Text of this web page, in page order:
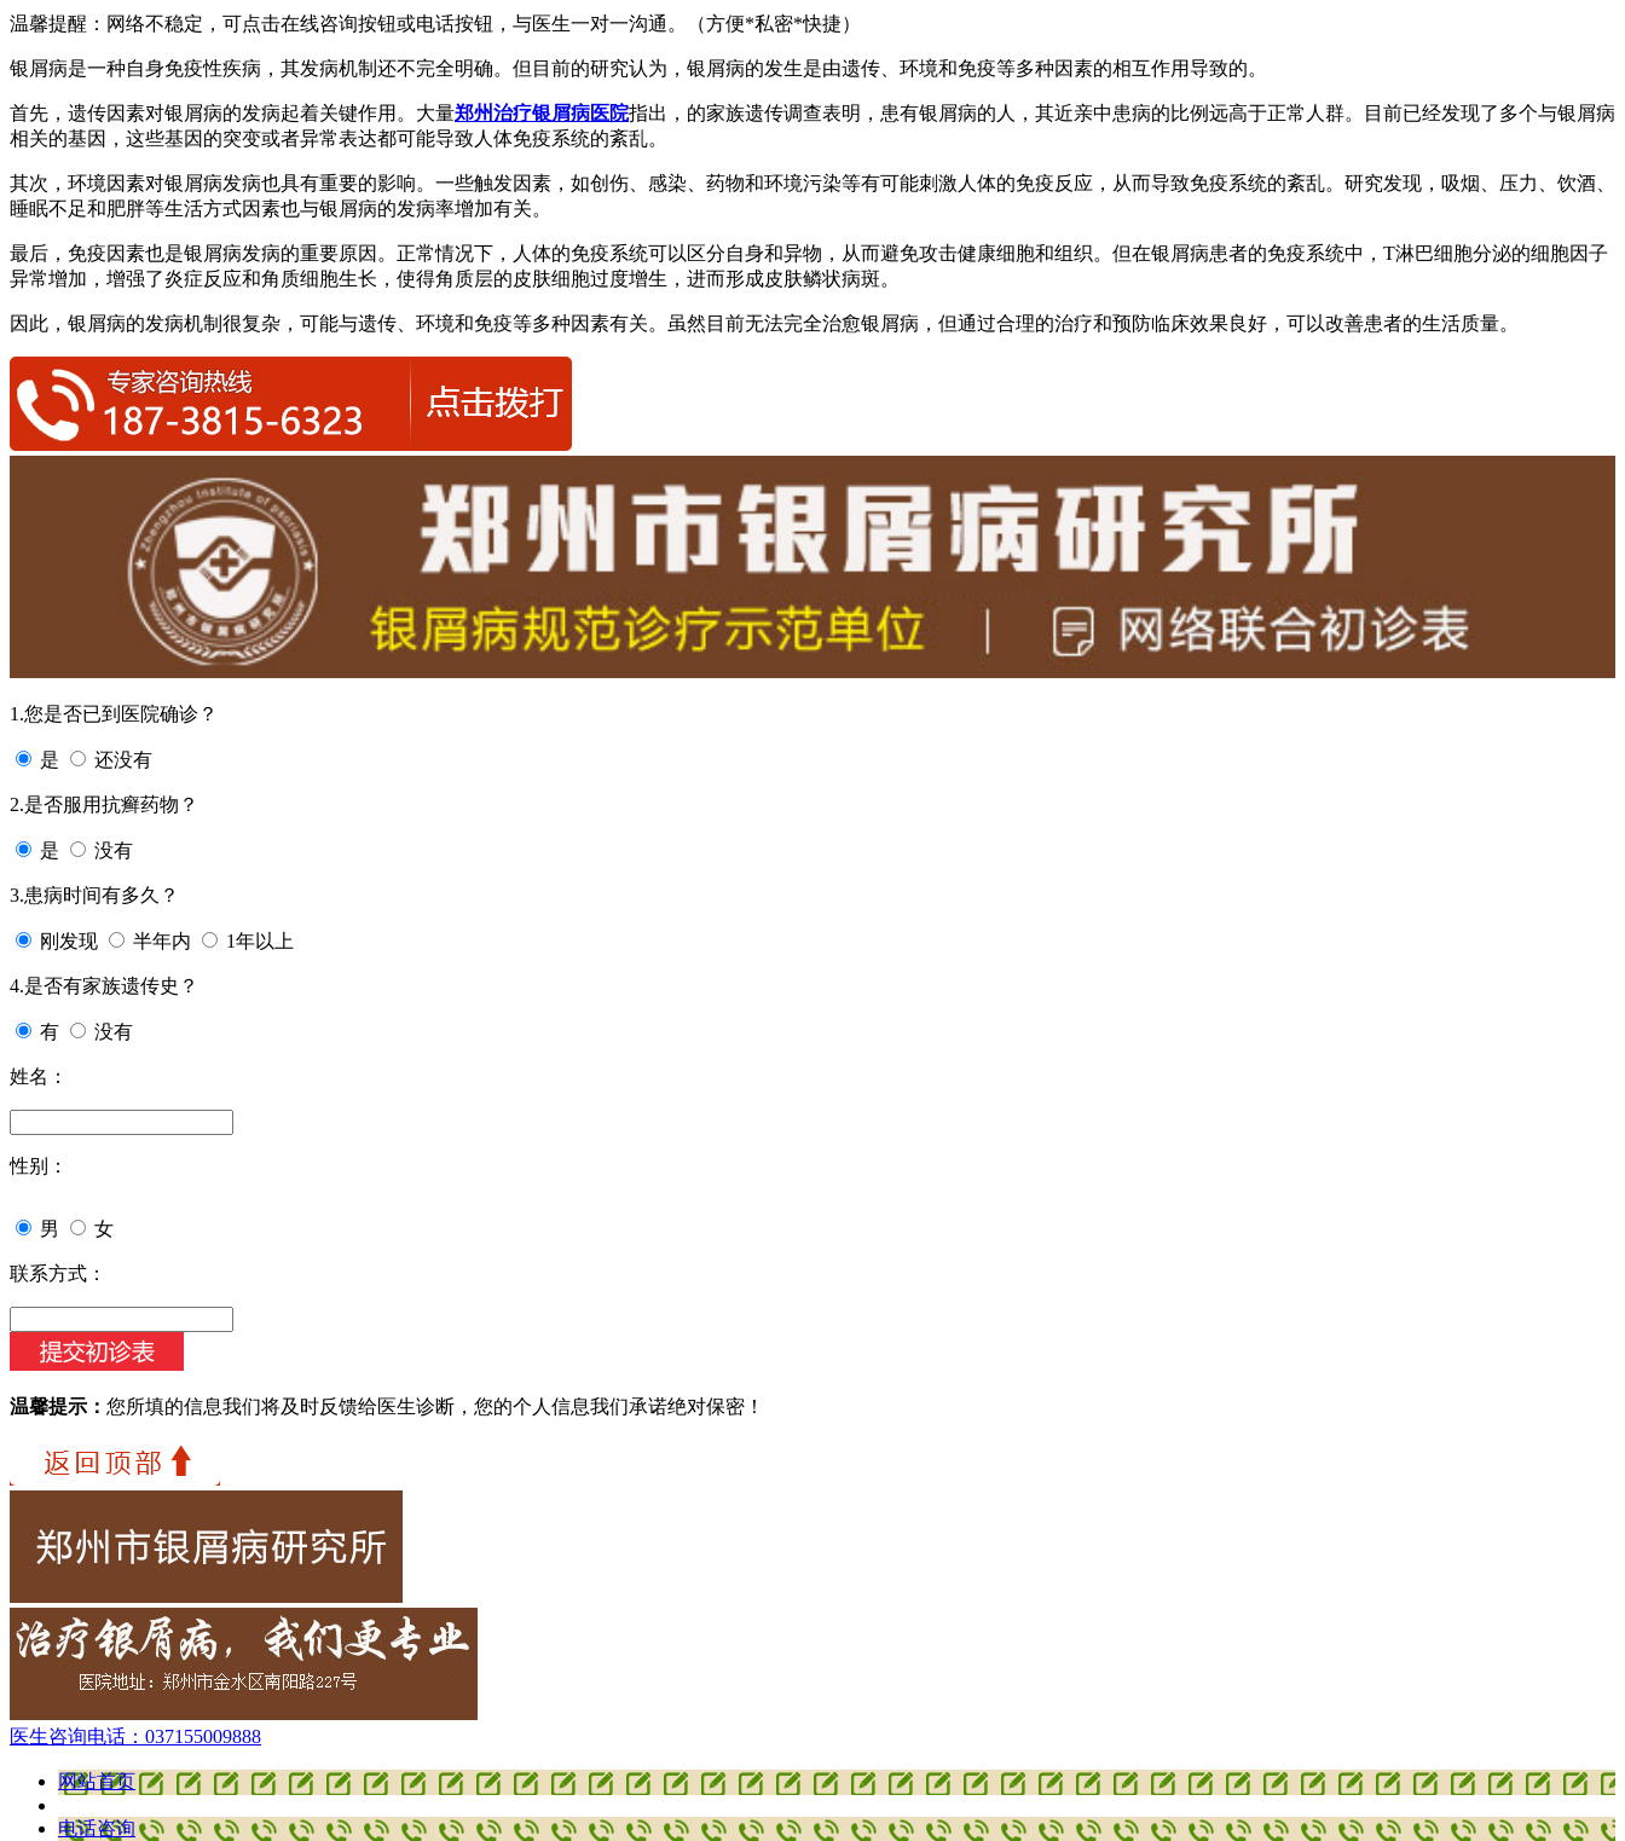
温馨提醒： 网络不稳定，可点击在线咨询按钮或电话按钮，与医生一对一沟通。（方便*私密*快捷）
银屑病是一种自身免疫性疾病，其发病机制还不完全明确。但目前的研究认为，银屑病的发生是由遗传、环境和免疫等多种因素的相互作用导致的。
首先，遗传因素对银屑病的发病起着关键作用。大量郑州治疗银屑病医院指出，的家族遗传调查表明，患有银屑病的人，其近亲中患病的比例远高于正常人群。目前已经发现了多个与银屑病
相关的基因，这些基因的突变或者异常表达都可能导致人体免疫系统的紊乱。
其次，环境因素对银屑病发病也具有重要的影响。一些触发因素，如创伤、感染、药物和环境污染等有可能刺激人体的免疫反应，从而导致免疫系统的紊乱。研究发现，吸烟、压力、饮酒、
睡眠不足和肥胖等生活方式因素也与银屑病的发病率增加有关。
最后，免疫因素也是银屑病发病的重要原因。正常情况下，人体的免疫系统可以区分自身和异物，从而避免攻击健康细胞和组织。但在银屑病患者的免疫系统中，T淋巴细胞分泌的细胞因子
异常增加，增强了炎症反应和角质细胞生长，使得角质层的皮肤细胞过度增生，进而形成皮肤鳞状病斑。
因此，银屑病的发病机制很复杂，可能与遗传、环境和免疫等多种因素有关。虽然目前无法完全治愈银屑病，但通过合理的治疗和预防临床效果良好，可以改善患者的生活质量。
1.您是否已到医院确诊？
是 还没有
2.是否服用抗癣药物？
是 没有
3.患病时间有多久？
刚发现 半年内 1年以上
4.是否有家族遗传史？
有 没有
姓名：
性别：
男 女
联系方式：
温馨提示： 您所填的信息我们将及时反馈给医生诊断，您的个人信息我们承诺绝对保密！
医生咨询电话： 037155009888
网站首页
电话咨询